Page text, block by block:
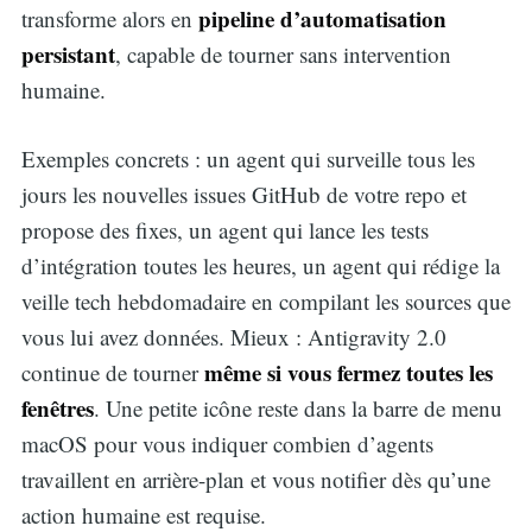
transforme alors en pipeline d’automatisation
persistant, capable de tourner sans intervention
humaine.
Exemples concrets : un agent qui surveille tous les
jours les nouvelles issues GitHub de votre repo et
propose des fixes, un agent qui lance les tests
d’intégration toutes les heures, un agent qui rédige la
veille tech hebdomadaire en compilant les sources que
vous lui avez données. Mieux : Antigravity 2.0
continue de tournermême si vous fermez toutes les
fenêtres. Une petite icône reste dans la barre de menu
macOS pour vous indiquer combien d’agents
travaillent en arrière-plan et vous notifier dès qu’une
action humaine est requise.